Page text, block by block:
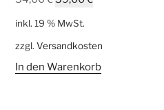
54,00 €39,00 €.
inkl. 19 % MwSt.
zzgl. Versandkosten
In den Warenkorb